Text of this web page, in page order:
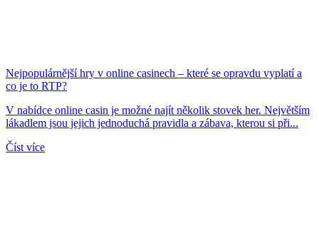
Nejpopulárnější hry v online casinech – které se opravdu vyplatí a
co je to RTP?
V nabídce online casin je možné najít několik stovek her. Největším
lákadlem jsou jejich jednoduchá pravidla a zábava, kterou si při...
Číst více